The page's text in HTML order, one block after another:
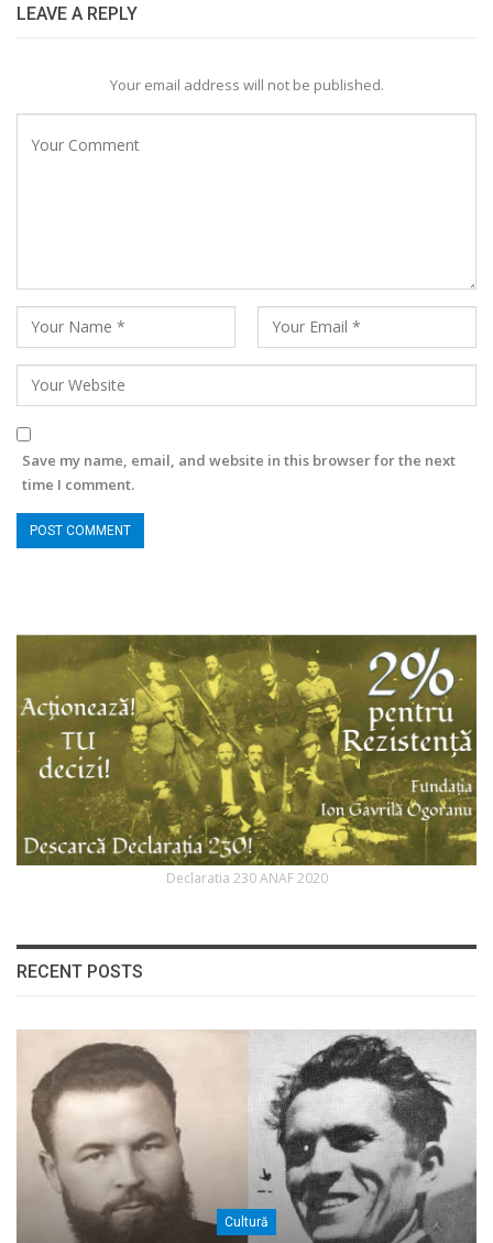
LEAVE A REPLY
Your email address will not be published.
Save my name, email, and website in this browser for the next
time I comment.
Declaratia 230 ANAF 2020
RECENT POSTS
Cultură